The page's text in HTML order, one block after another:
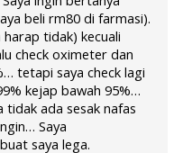
beli rm80 di farmasi).
tidak) kecuali
check oximeter dan
tetapi saya check lagi
kejap bawah 95%…
ada sesak nafas
Saya
saya lega.